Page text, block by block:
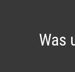
Was